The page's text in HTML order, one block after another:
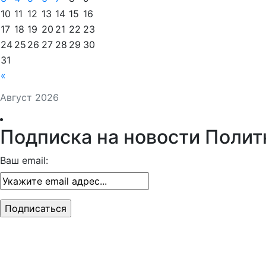
Август 2026
«
10 11 12 13 14 15 16
17 18 19 20 21 22 23
24 25 26 27 28 29 30
31
Подписка на новости
Ваш email: